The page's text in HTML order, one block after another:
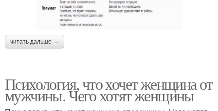
читать дальше →
Психология, что хочет женщина от
мужчины. Чего хотят женщины